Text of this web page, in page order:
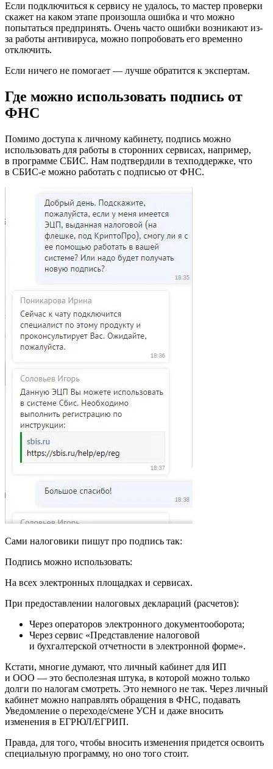
Если подключиться к сервису не удалось, то мастер проверки
скажет на каком этапе произошла ошибка и что можно
попытаться предпринять. Очень часто ошибки возникают из-
за работы антивируса, можно попробовать его временно
отключить.
Если ничего не помогает — лучше обратится к экспертам.
Где можно использовать подпись от
ФНС
Помимо доступа к личному кабинету, подпись можно
использовать для работы в сторонних сервисах, например,
в программе СБИС. Нам подтвердили в техподдержке, что
в СБИС-е можно работать с подписью от ФНС.
Сами налоговики пишут про подпись так:
Подпись можно использовать:
На всех электронных площадках и сервисах.
При предоставлении налоговых деклараций (расчетов):
Через операторов электронного документооборота;
Через сервис «Представление налоговой
и бухгалтерской отчетности в электронной форме».
Кстати, многие думают, что личный кабинет для ИП
и ООО — это бесполезная штука, в которой можно только
долги по налогам смотреть. Это немного не так. Через личный
кабинет можно направлять обращения в ФНС, подавать
Уведомление о переходе/смене УСН и даже вносить
изменения в ЕГРЮЛ/ЕГРИП.
Правда, для того, чтобы вносить изменения придется освоить
специальную программу, но оно того стоит.